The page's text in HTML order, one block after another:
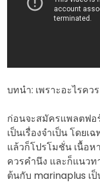
บทนำ: เพราะอะไรค
ก่อนจะสมัครแพลตฟอ
เป็นเรื่องจำเป็น โดยเ
แล้วก็โปรโมชั่น เนื้อ
ควรคำนึง และก็แนวท
ต้นกับ marinaplus เ